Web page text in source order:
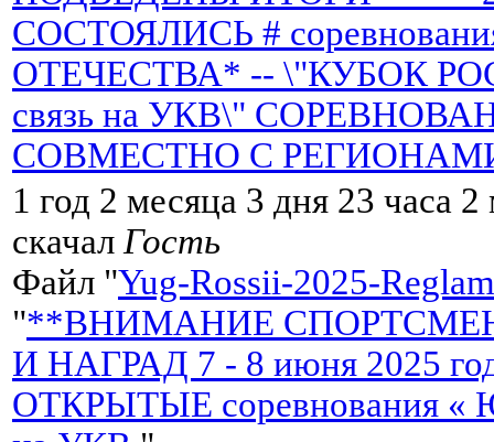
СОСТОЯЛИСЬ #
ОТЕЧЕСТВА* -- \"КУБОК
связь на УКВ\"
СОВМЕСТНО С
1 год 2 месяца 3 дня 23 часа
скачал Гость
Файл "Yug-Rossii-2025-
"**ВНИМАНИЕ
И НАГРАД 7 - 8 июня 2025
ОТКРЫТЫЕ соревнования «